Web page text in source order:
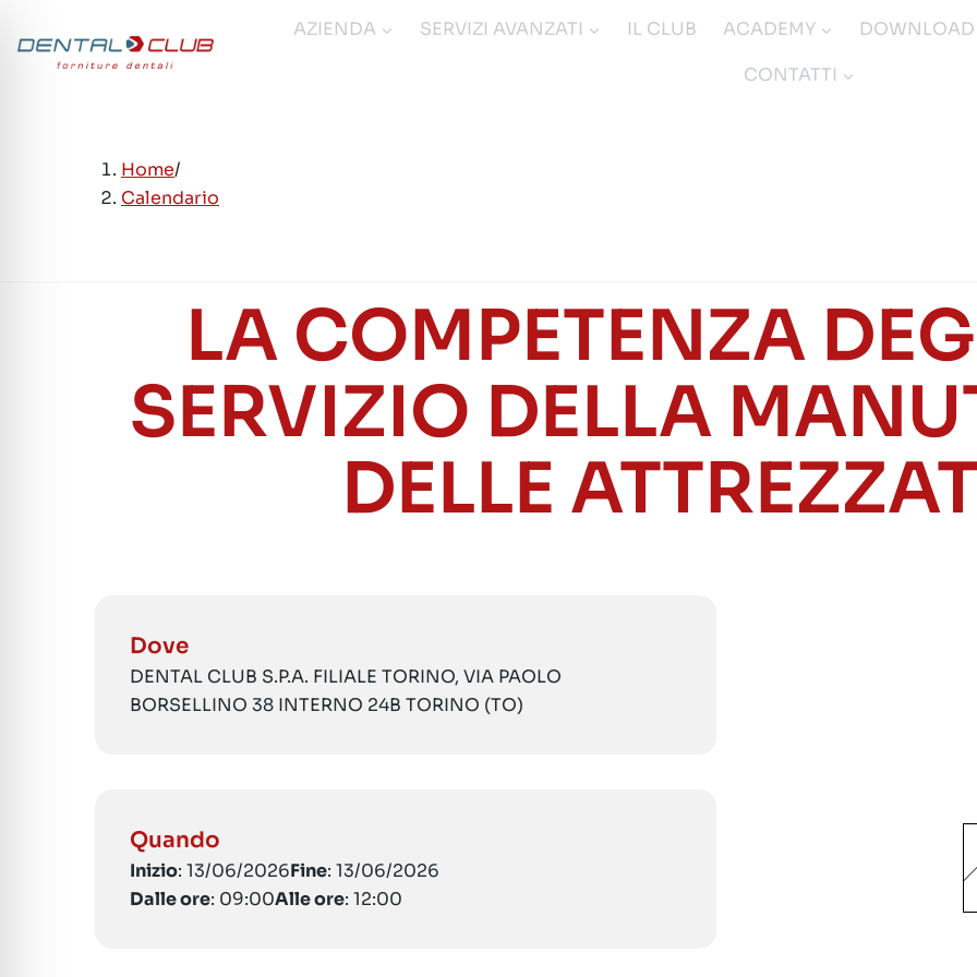
contenuto
AZIENDA SERVIZI AVANZATI IL CLUB ACADEMY
DOWNLOAD
CONTATTI
Home/
Calendario
LA COMPETENZA
SERVIZIO DELLA
DELLE
Dove
DENTAL CLUB S.P.A. FILIALE TORINO, VIA PAOLO
BORSELLINO 38 INTERNO 24B TORINO (TO)
Quando
Inizio: 13/06/2026Fine: 13/06/2026
Dalle ore: 09:00Alle ore: 12:00